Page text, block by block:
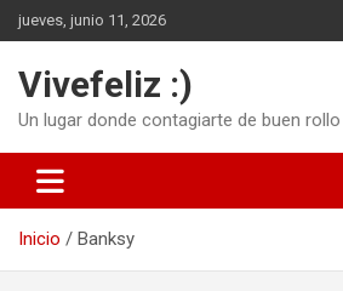
Saltar
al
jueves, junio 11, 2026
Vivefeliz :)
Un lugar donde contagiarte de buen
Inicio Banksy